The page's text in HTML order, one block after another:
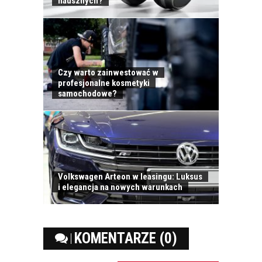
Czy warto zainwestować w
profesjonalne kosmetyki
samochodowe?
Volkswagen Arteon w leasingu: Luksus
i elegancja na nowych warunkach
KOMENTARZE (0)
KONTAKT
DO KOŃCA ROKU
INDEKSY NA GPW
MOGĄ WZROSNĄĆ O
5–10 PROC.
ATRAKCYJNE
INWESTYCJE W...
RAPORT: „RYNEK